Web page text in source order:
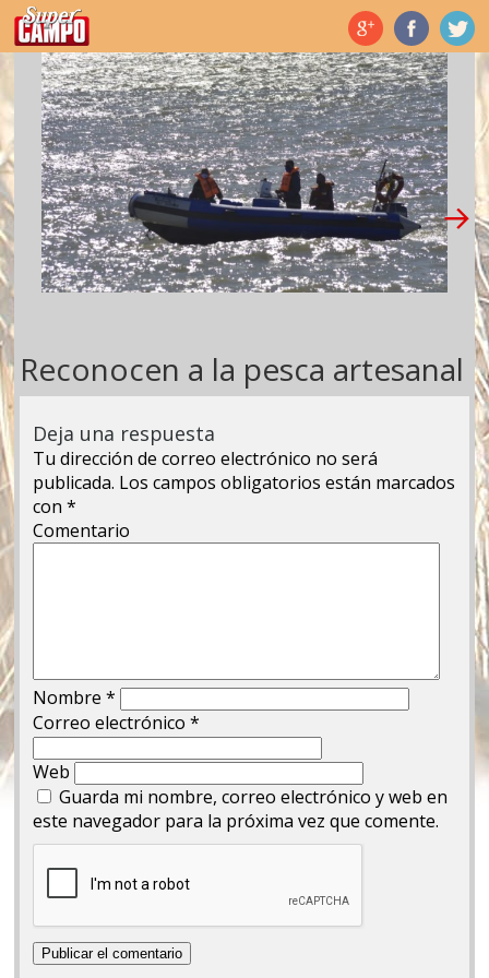
Temas de hoy
Reconocen a la pesca artesanal
Deja una respuesta
Tu dirección de correo electrónico no será
publicada. Los campos obligatorios están marcados
con*
Comentario
Nombre*
Correo electrónico*
Web
Guarda mi nombre, correo electrónico y web en
este navegador para la próxima vez que comente.